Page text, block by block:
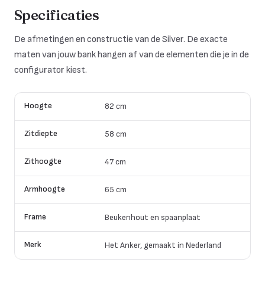
Specificaties
De afmetingen en constructie van de Silver. De exacte
maten van jouw bank hangen af van de elementen die je in de
configurator kiest.
Hoogte 82 cm
Zitdiepte 58 cm
Zithoogte 47 cm
Armhoogte 65 cm
Frame Beukenhout en spaanplaat
Merk Het Anker, gemaakt in Nederland